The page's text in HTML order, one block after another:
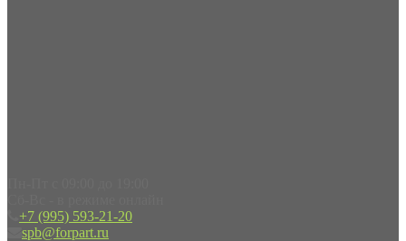
+7 (995) 593-21-20
spb@forpart.ru